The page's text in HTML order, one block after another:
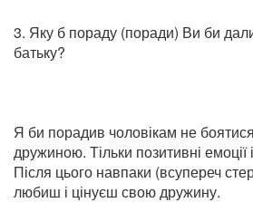
3. Яку б пораду (поради) Ви би
батьку?
Я би порадив чоловікам не
дружиною. Тільки позитивні
Після цього навпаки (всупереч
любиш і цінуєш свою дружину.